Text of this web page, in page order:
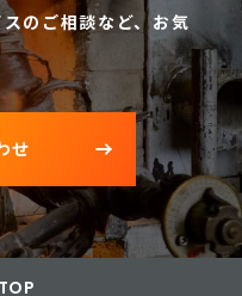
のご相談など、お気
せ